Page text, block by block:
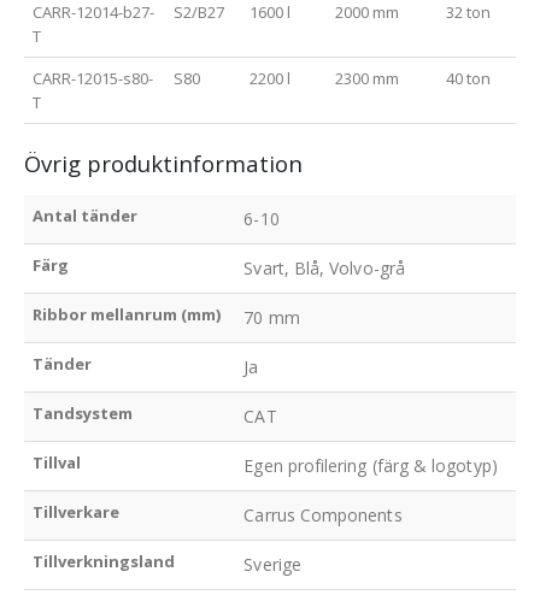
CARR-12014-b27-
T
S2/B27 1600 l 2000 mm 32 ton
CARR-12015-s80-
T
S80 2200 l 2300 mm 40 ton
Övrig produktinformation
Antal tänder 6-10
Färg Svart, Blå, Volvo-grå
Ribbor mellanrum (mm) 70 mm
Tänder Ja
Tandsystem CAT
Tillval Egen profilering (färg & logotyp)
Tillverkare Carrus Components
Tillverkningsland Sverige